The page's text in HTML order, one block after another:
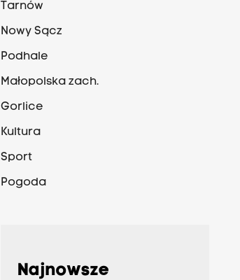
Tarnów
Nowy Sącz
Podhale
Małopolska zach.
Gorlice
Kultura
Sport
Pogoda
Najnowsze